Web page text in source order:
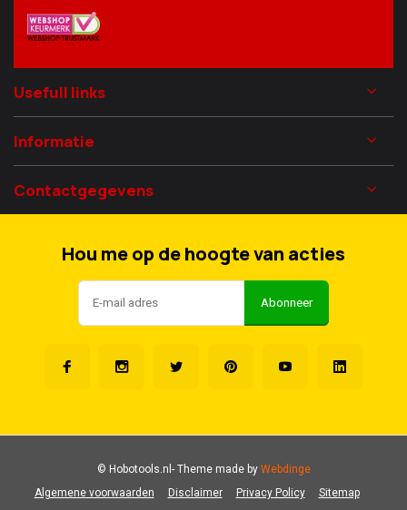
Usefull links
Informatie
Contactgegevens
Hou me op de hoogte van acties
Abonneer
Algemene voorwaarden Disclaimer Privacy Policy Sitemap
© Hobotools.nl- Theme made byWebdinge